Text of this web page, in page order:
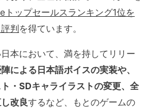
ップセールスランキング1位を
判を得ています。
本において、満を持してリリー
による日本語ボイスの実装や、
・SDキャライラストの変更、全
改良するなど、もとのゲームの